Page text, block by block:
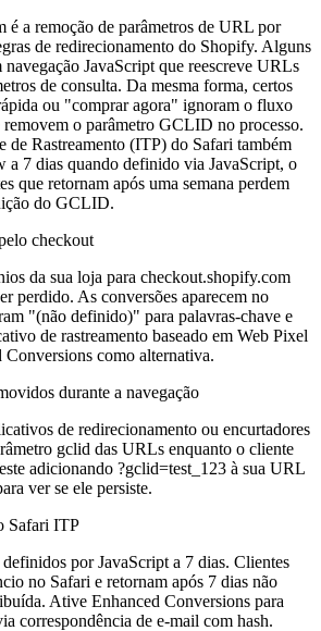
é a remoção de parâmetros de URL por
de redirecionamento do Shopify. Alguns
JavaScript que reescreve URLs
de consulta. Da mesma forma, certos
ou "comprar agora" ignoram o fluxo
removem o parâmetro GCLID no processo.
de Rastreamento (ITP) do Safari também
a 7 dias quando definido via JavaScript, o
que retornam após uma semana perdem
do GCLID.
checkout
da sua loja para checkout.shopify.com
perdido. As conversões aparecem no
"(não definido)" para palavras-chave e
de rastreamento baseado em Web Pixel
como alternativa.
durante a navegação
de redirecionamento ou encurtadores
gclid das URLs enquanto o cliente
adicionando ?gclid=test_123 à sua URL
ver se ele persiste.
Safari ITP
por JavaScript a 7 dias. Clientes
no Safari e retornam após 7 dias não
Ative Enhanced Conversions para
correspondência de e-mail com hash.